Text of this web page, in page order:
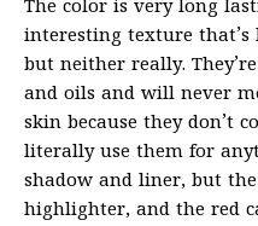
The color is very long
interesting texture that’s
but neither really.
and oils and will never
skin because they don’t
literally use them for
shadow and liner, but
highlighter, and the red